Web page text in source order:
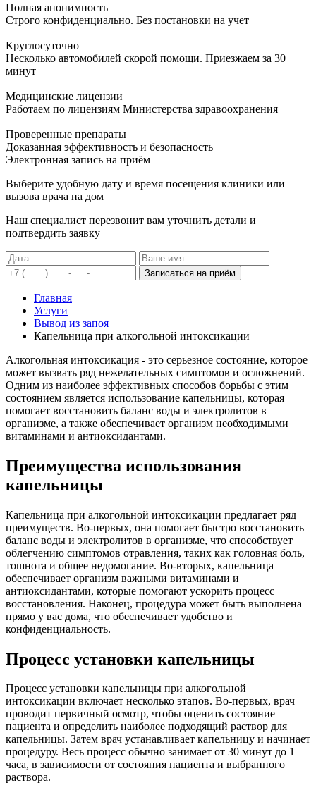
Полная анонимность
Строго конфиденциально. Без постановки на учет
Круглосуточно
Несколько автомобилей скорой помощи. Приезжаем за 30
минут
Медицинские лицензии
Работаем по лицензиям Министерства здравоохранения
Проверенные препараты
Доказанная эффективность и безопасность
Электронная запись на приём
Выберите удобную дату и время посещения клиники или
вызова врача на дом
Наш специалист перезвонит вам уточнить детали и
подтвердить заявку
Записаться на приём
Главная
Услуги
Вывод из запоя
Капельница при алкогольной интоксикации
Алкогольная интоксикация - это серьезное состояние, которое
может вызвать ряд нежелательных симптомов и осложнений.
Одним из наиболее эффективных способов борьбы с этим
состоянием является использование капельницы, которая
помогает восстановить баланс воды и электролитов в
организме, а также обеспечивает организм необходимыми
витаминами и антиоксидантами.
Преимущества использования
капельницы
Капельница при алкогольной интоксикации предлагает ряд
преимуществ. Во-первых, она помогает быстро восстановить
баланс воды и электролитов в организме, что способствует
облегчению симптомов отравления, таких как головная боль,
тошнота и общее недомогание. Во-вторых, капельница
обеспечивает организм важными витаминами и
антиоксидантами, которые помогают ускорить процесс
восстановления. Наконец, процедура может быть выполнена
прямо у вас дома, что обеспечивает удобство и
конфиденциальность.
Процесс установки капельницы
Процесс установки капельницы при алкогольной
интоксикации включает несколько этапов. Во-первых, врач
проводит первичный осмотр, чтобы оценить состояние
пациента и определить наиболее подходящий раствор для
капельницы. Затем врач устанавливает капельницу и начинает
процедуру. Весь процесс обычно занимает от 30 минут до 1
часа, в зависимости от состояния пациента и выбранного
раствора.